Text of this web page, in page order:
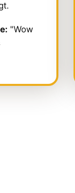
"Wow